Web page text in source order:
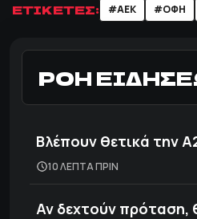
ΕΤΙΚΕΤΕΣ: #ΑΕΚ #ΟΦΗ
ΡΟΗ
Βλέπουν θετικά την
10 ΛΕΠΤΑ ΠΡΙΝ
Αν δεχτούν